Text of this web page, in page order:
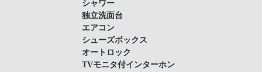
シャワー
独立洗面台
エアコン
シューズボックス
オートロック
TVモニタ付インターホン